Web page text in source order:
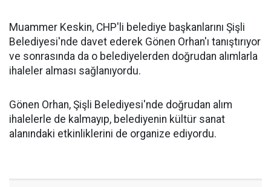
Muammer Keskin, CHP'li belediye başkanlarını Şişli
Belediyesi'nde davet ederek Gönen Orhan'ı tanıştırıyor
ve sonrasında da o belediyelerden doğrudan alımlarla
ihaleler alması sağlanıyordu.
Gönen Orhan, Şişli Belediyesi'nde doğrudan alım
ihalelerle de kalmayıp, belediyenin kültür sanat
alanındaki etkinliklerini de organize ediyordu.